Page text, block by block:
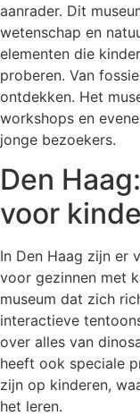
aanrader. Dit
wetenschap en
elementen die
proberen. Van
ontdekken. Het
workshops en
jonge bezoekers.
Den
voor
In Den Haag zijn er
voor gezinnen met
museum dat zich
interactieve
over alles van
heeft ook speciale
zijn op kinderen,
het leren.